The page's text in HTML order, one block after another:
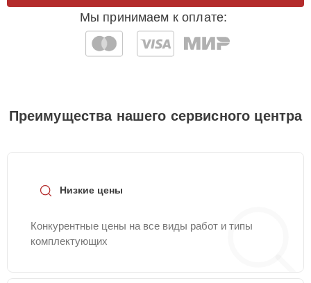
Мы принимаем к оплате:
Преимущества нашего сервисного центра
Низкие цены
Конкурентные цены на все виды работ и типы
комплектующих